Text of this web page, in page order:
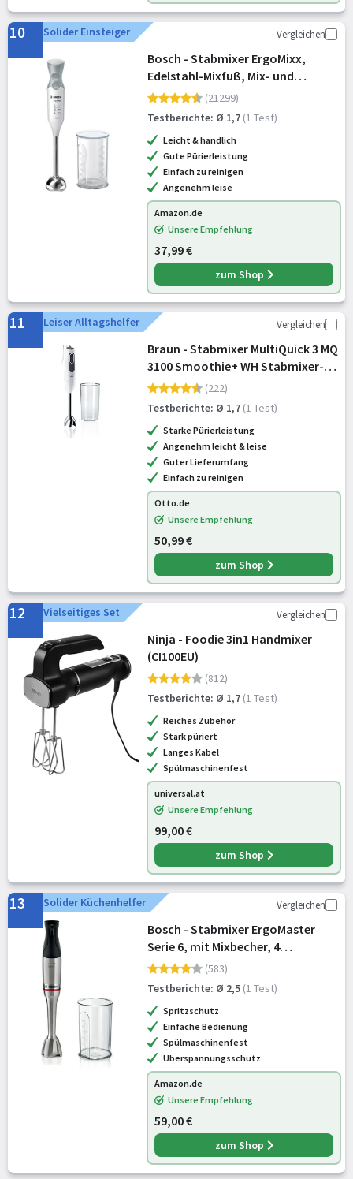
10 Solider Einsteiger Vergleichen
Bosch - Stabmixer ErgoMixx,
Edelstahl-Mixfuß, Mix- und
Messbecher, 2
Geschwindigkeitsstufen, leichtes
Gehäuse, 4-Klingen-Messer,
einfache Reinigung, 600 W, we
(21299)
Testberichte: Ø 1,7 (1 Test)
Leicht & handlich
Gute Pürierleistung
Einfach zu reinigen
Angenehm leise
Amazon.de
Unsere Empfehlung
37,99 €
zum Shop
11 Leiser Alltagshelfer Vergleichen
Braun - Stabmixer MultiQuick 3 MQ
3100 Smoothie+ WH Stabmixer-
Set
(222)
Testberichte: Ø 1,7 (1 Test)
Starke Pürierleistung
Angenehm leicht & leise
Guter Lieferumfang
Einfach zu reinigen
Otto.de
Unsere Empfehlung
50,99 €
zum Shop
12 Vielseitiges Set Vergleichen
Ninja - Foodie 3in1 Handmixer
(CI100EU)
(812)
Testberichte: Ø 1,7 (1 Test)
Reiches Zubehör
Stark püriert
Langes Kabel
Spülmaschinenfest
universal.at
Unsere Empfehlung
99,00 €
zum Shop
13 Solider Küchenhelfer Vergleichen
Bosch - Stabmixer ErgoMaster
Serie 6, mit Mixbecher, 4
Edelstahlklingen, verschleißfreie
Keramikkupplung, langlebig,
Luftkühlung, leistungsstark,
1200W, MSM6M
(583)
Testberichte: Ø 2,5 (1 Test)
Spritzschutz
Einfache Bedienung
Spülmaschinenfest
Überspannungsschutz
Amazon.de
Unsere Empfehlung
59,00 €
zum Shop